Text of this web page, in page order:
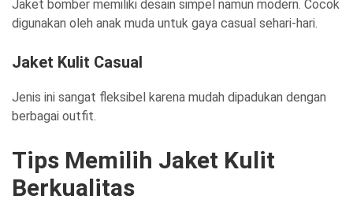
Jaket bomber memiliki desain simpel namun modern. Cocok
digunakan oleh anak muda untuk gaya casual sehari-hari.
Jaket Kulit Casual
Jenis ini sangat fleksibel karena mudah dipadukan dengan
berbagai outfit.
Tips Memilih Jaket Kulit
Berkualitas